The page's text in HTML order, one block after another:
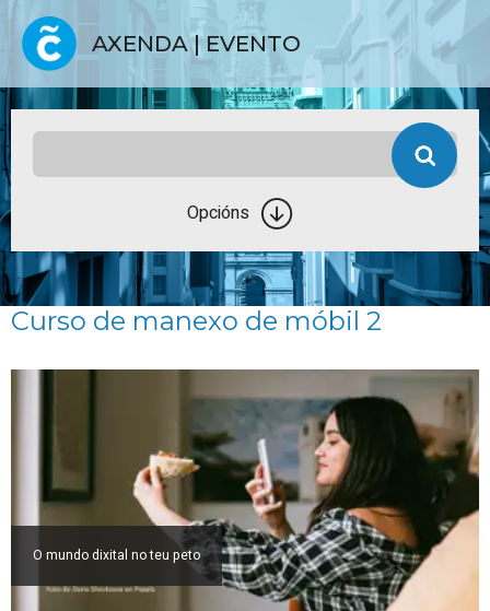
AXENDA | EVENTO
Opcións
Curso de manexo de móbil 2
O mundo dixital no teu peto